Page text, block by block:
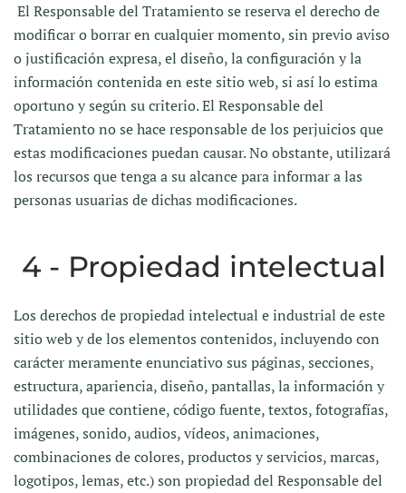
El Responsable del Tratamiento se reserva el derecho de
modificar o borrar en cualquier momento, sin previo aviso
o justificación expresa, el diseño, la configuración y la
información contenida en este sitio web, si así lo estima
oportuno y según su criterio. El Responsable del
Tratamiento no se hace responsable de los perjuicios que
estas modificaciones puedan causar. No obstante, utilizará
los recursos que tenga a su alcance para informar a las
personas usuarias de dichas modificaciones.
4 - Propiedad intelectual
Los derechos de propiedad intelectual e industrial de este
sitio web y de los elementos contenidos, incluyendo con
carácter meramente enunciativo sus páginas, secciones,
estructura, apariencia, diseño, pantallas, la información y
utilidades que contiene, código fuente, textos, fotografías,
imágenes, sonido, audios, vídeos, animaciones,
combinaciones de colores, productos y servicios, marcas,
logotipos, lemas, etc.) son propiedad del Responsable del